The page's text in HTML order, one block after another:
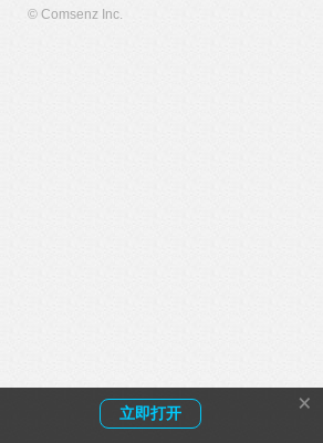
立即打开 ×
© Comsenz Inc.